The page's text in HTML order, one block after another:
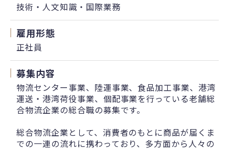
技術・人文知識・国際業務
雇用形態
正社員
募集内容
物流センター事業、陸運事業、食品加工事業、港湾
運送・港湾荷役事業、個配事業を行っている老舗総
合物流企業の総合職の募集です。
総合物流企業として、消費者のもとに商品が届くま
での一連の流れに携わっており、多方面から人々の